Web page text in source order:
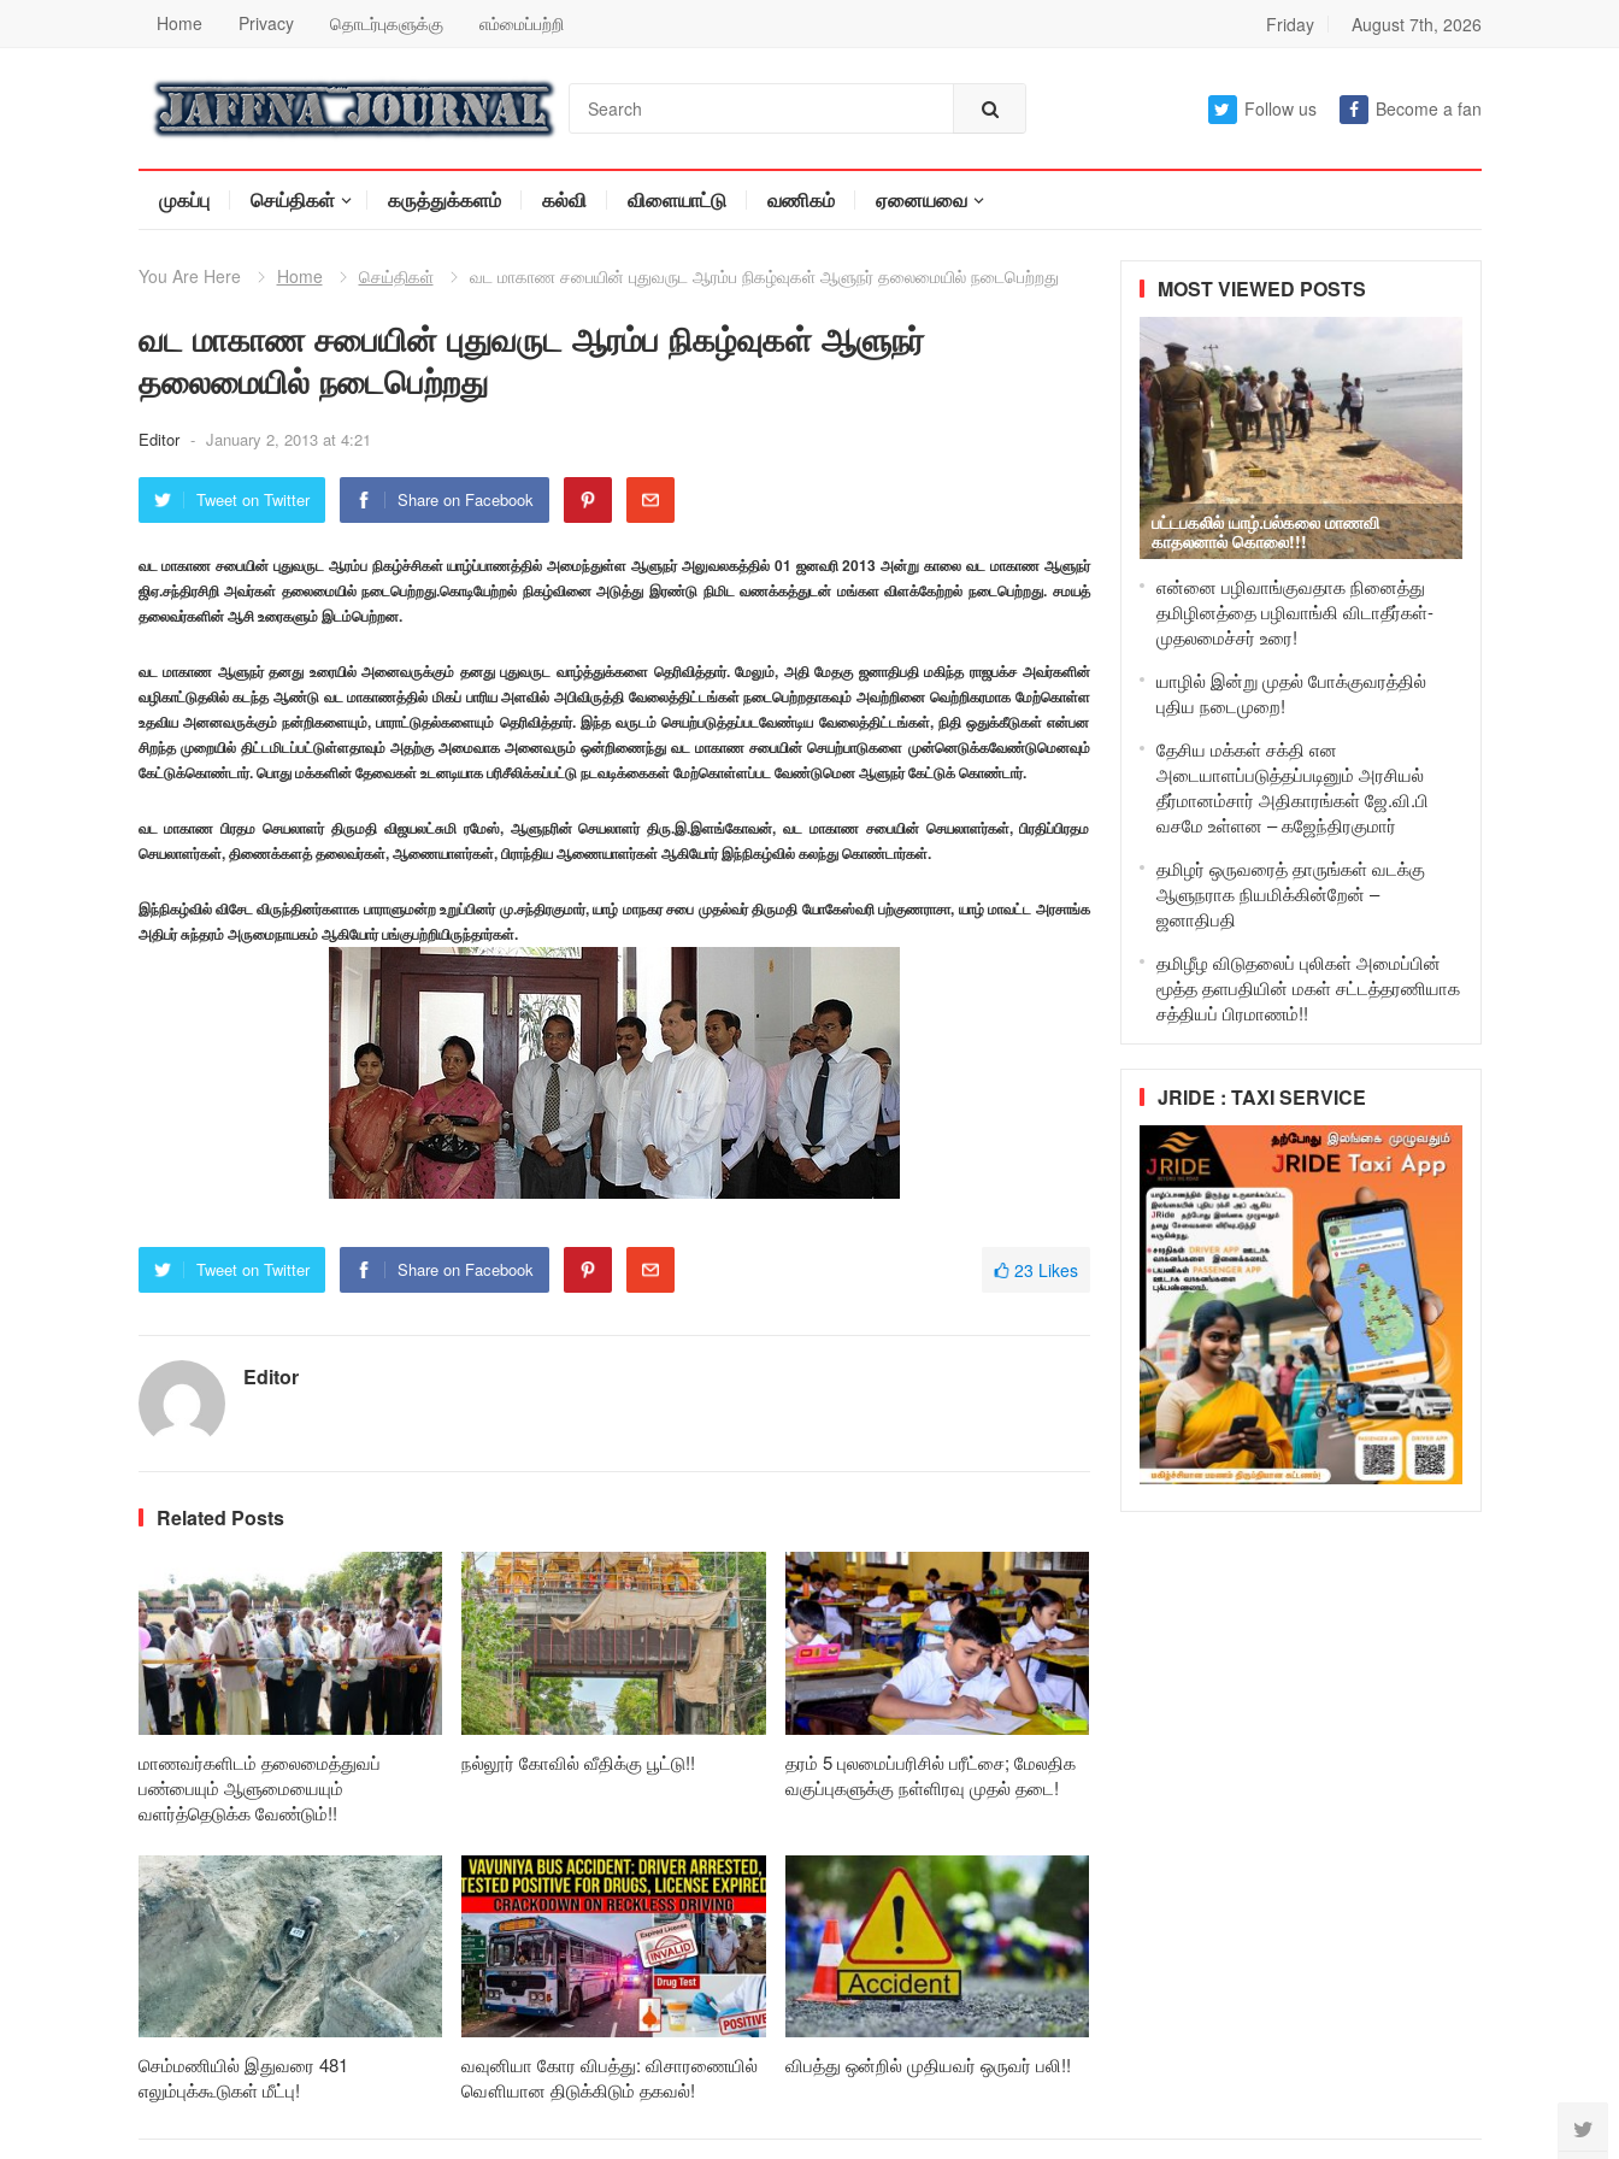
Home Privacy தொடர்புகளுக்கு எம்மைப்பற்றி Friday August 7th, 2026
Follow us Become a fan
முகப்பு செய்திகள் கருத்துக்களம் கல்வி விளையாட்டு வணிகம் ஏனையவை
You Are Here Home செய்திகள் வட மாகாண சபையின் புதுவருட ஆரம்ப நிகழ்வுகள் ஆளுநர் தலைமையில் நடைபெற்றது
வட மாகாண சபையின் புதுவருட ஆரம்ப நிகழ்வுகள் ஆளுநர்
தலைமையில் நடைபெற்றது
Editor - January 2, 2013 at 4:21
Tweet on Twitter Share on Facebook
வட மாகாண சபையின் புதுவருட ஆரம்ப நிகழ்ச்சிகள் யாழ்ப்பாணத்தில் அமைந்துள்ள ஆளுநர் அலுவலகத்தில் 01 ஜனவரி 2013 அன்று காலை வட மாகாண ஆளுநர்
ஜிஏ.சந்திரசிறி அவர்கள் தலைமையில் நடைபெற்றது.கொடியேற்றல் நிகழ்வினை அடுத்து இரண்டு நிமிட வணக்கத்துடன் மங்கள விளக்கேற்றல் நடைபெற்றது. சமயத்
தலைவர்களின் ஆசி உரைகளும் இடம்பெற்றன.
வட மாகாண ஆளுநர் தனது உரையில் அனைவருக்கும் தனது புதுவருட வாழ்த்துக்களை தெரிவித்தார். மேலும், அதி மேதகு ஜனாதிபதி மகிந்த ராஜபக்ச அவர்களின்
வழிகாட்டுதலில் கடந்த ஆண்டு வட மாகாணத்தில் மிகப் பாரிய அளவில் அபிவிருத்தி வேலைத்திட்டங்கள் நடைபெற்றதாகவும் அவற்றினை வெற்றிகரமாக மேற்கொள்ள
உதவிய அனனவருக்கும் நன்றிகளையும், பாராட்டுதல்களையும் தெரிவித்தார். இந்த வருடம் செயற்படுத்தப்படவேண்டிய வேலைத்திட்டங்கள், நிதி ஒதுக்கீடுகள் என்பன
சிறந்த முறையில் திட்டமிடப்பட்டுள்ளதாவும் அதற்கு அமைவாக அனைவரும் ஒன்றிணைந்து வட மாகாண சபையின் செயற்பாடுகளை முன்னெடுக்கவேண்டுமெனவும்
கேட்டுக்கொண்டார். பொது மக்களின் தேவைகள் உடனடியாக பரிசீலிக்கப்பட்டு நடவடிக்கைகள் மேற்கொள்ளப்பட வேண்டுமென ஆளுநர் கேட்டுக் கொண்டார்.
வட மாகாண பிரதம செயலாளர் திருமதி விஜயலட்சுமி ரமேஸ், ஆளுநரின் செயலாளர் திரு.இ.இளங்கோவன், வட மாகாண சபையின் செயலாளர்கள், பிரதிப்பிரதம
செயலாளர்கள், திணைக்களத் தலைவர்கள், ஆணையாளர்கள், பிராந்திய ஆணையாளர்கள் ஆகியோர் இந்நிகழ்வில் கலந்து கொண்டார்கள்.
இந்நிகழ்வில் விசேட விருந்தினர்களாக பாராளுமன்ற உறுப்பினர் மு.சந்திரகுமார், யாழ் மாநகர சபை முதல்வர் திருமதி யோகேஸ்வரி பற்குணராசா, யாழ் மாவட்ட அரசாங்க
அதிபர் சுந்தரம் அருமைநாயகம் ஆகியோர் பங்குபற்றியிருந்தார்கள்.
Tweet on Twitter Share on Facebook 23 Likes
Editor
Related Posts
மாணவர்களிடம் தலைமைத்துவப்
பண்பையும் ஆளுமையையும்
வளர்த்தெடுக்க வேண்டும்!!
நல்லூர் கோவில் வீதிக்கு பூட்டு!!
தரம் 5 புலமைப்பரிசில் பரீட்சை; மேலதிக
வகுப்புகளுக்கு நள்ளிரவு முதல் தடை!
செம்மணியில் இதுவரை 481
எலும்புக்கூடுகள் மீட்பு!
வவுனியா கோர விபத்து: விசாரணையில்
வௌியான திடுக்கிடும் தகவல்!
விபத்து ஒன்றில் முதியவர் ஒருவர் பலி!!
MOST VIEWED POSTS
பட்டபகலில் யாழ்.பல்கலை மாணவி
காதலனால் கொலை!!!
என்னை பழிவாங்குவதாக நினைத்து
தமிழினத்தை பழிவாங்கி விடாதீர்கள்-
முதலமைச்சர் உரை!
யாழில் இன்று முதல் போக்குவரத்தில்
புதிய நடைமுறை!
தேசிய மக்கள் சக்தி என
அடையாளப்படுத்தப்படினும் அரசியல்
தீர்மானம்சார் அதிகாரங்கள் ஜே.வி.பி
வசமே உள்ளன – கஜேந்திரகுமார்
தமிழர் ஒருவரைத் தாருங்கள் வடக்கு
ஆளுநராக நியமிக்கின்றேன் –
ஜனாதிபதி
தமிழீழ விடுதலைப் புலிகள் அமைப்பின்
மூத்த தளபதியின் மகள் சட்டத்தரணியாக
சத்தியப் பிரமாணம்!!
JRIDE : TAXI SERVICE